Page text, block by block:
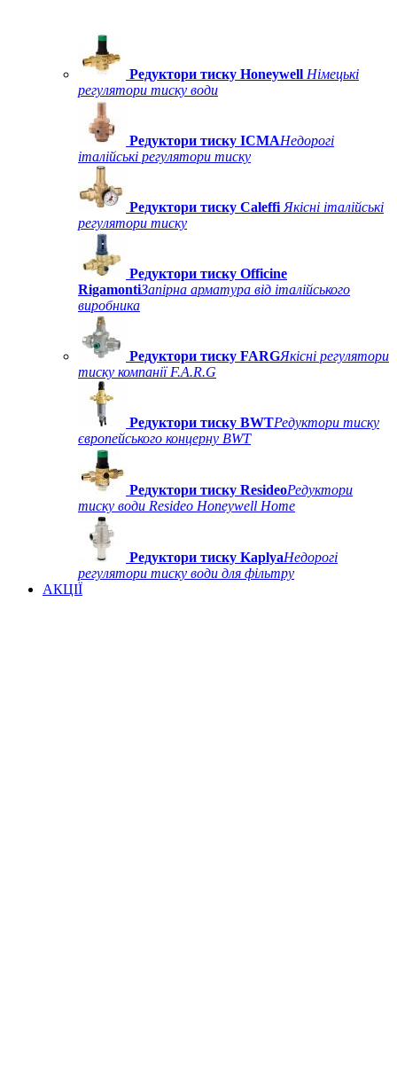
Редуктори тиску Honeywell Німецькі
регулятори тиску води
Редуктори тиску ICMAНедорогі
італійські регулятори тиску
Редуктори тиску Caleffi Якісні італійські
регулятори тиску
Редуктори тиску Officine
RigamontiЗапірна арматура від італійського
виробника
Редуктори тиску FARGЯкісні регулятори
тиску компанії F.A.R.G
Редуктори тиску BWTРедуктори тиску
європейського концерну BWT
Редуктори тиску ResideoРедуктори
тиску води Resideo Honeywell Home
Редуктори тиску KaplyaНедорогі
регулятори тиску води для фільтру
АКЦІЇ